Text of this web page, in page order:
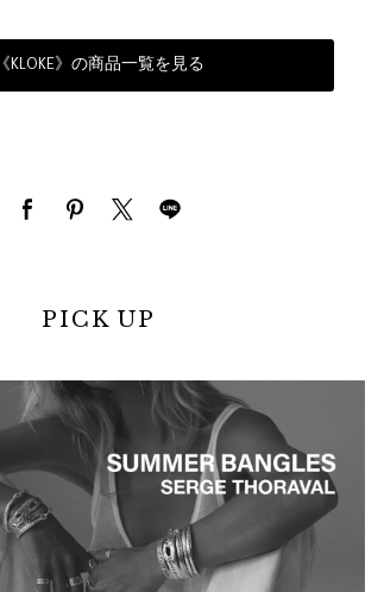
《KLOKE》の商品一覧を見る
PICK UP